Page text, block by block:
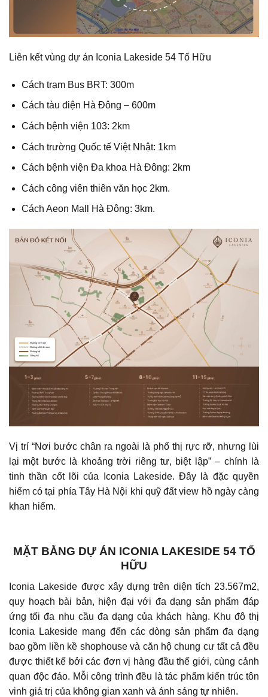
Liên kết vùng dự án Iconia Lakeside 54 Tố Hữu
Cách trạm Bus BRT: 300m
Cách tàu điện Hà Đông – 600m
Cách bệnh viện 103: 2km
Cách trường Quốc tế Việt Nhật: 1km
Cách bệnh viện Đa khoa Hà Đông: 2km
Cách công viên thiên văn học 2km.
Cách Aeon Mall Hà Đông: 3km.
Vị trí “Nơi bước chân ra ngoài là phố thị rực rỡ, nhưng lùi
lại một bước là khoảng trời riêng tư, biệt lập” – chính là
tinh thần cốt lõi của Iconia Lakeside. Đây là đặc quyền
hiếm có tại phía Tây Hà Nội khi quỹ đất view hồ ngày càng
khan hiếm.
MẶT BẰNG DỰ ÁN ICONIA LAKESIDE 54 TỐ
HỮU
Iconia Lakeside được xây dựng trên diện tích 23.567m2,
quy hoạch bài bản, hiện đại với đa dạng sản phẩm đáp
ứng tối đa nhu cầu đa dạng của khách hàng. Khu đô thị
Iconia Lakeside mang đến các dòng sản phẩm đa dạng
bao gồm liền kề shophouse và căn hộ chung cư tất cả đều
được thiết kế bởi các đơn vị hàng đầu thế giới, cùng cảnh
quan độc đáo. Mỗi công trình đều là tác phẩm kiến trúc tôn
vinh giá trị của không gian xanh và ánh sáng tự nhiên.